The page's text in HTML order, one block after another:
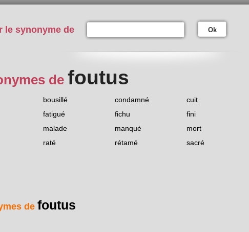
le synonyme de Ok
de foutus
bousillé condamné cuit
fatigué fichu fini
malade manqué mort
raté rétamé sacré
de foutus